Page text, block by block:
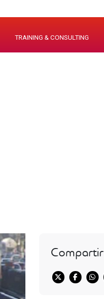
TRAINING & CONSULTING
Compartir